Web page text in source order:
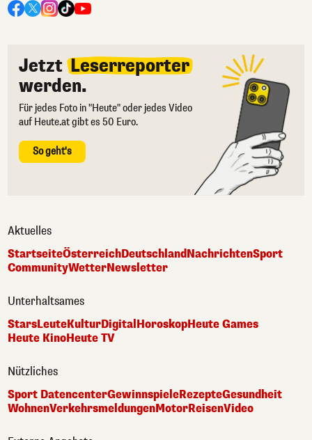
Jetzt Leserreporter
werden.
Für jedes Foto in "Heute" oder jedes Video
auf Heute.at gibt es 50 Euro.
So geht's
Aktuelles
StartseiteÖsterreichDeutschlandNachrichtenSport
CommunityWetterNewsletter
Unterhaltsames
StarsLeuteKulturDigital HoroskopHeute Games
Heute KinoHeute TV
Nützliches
Sport DatencenterGewinnspieleRezepteGesundheit
WohnenVerkehrsmeldungenMotorReisenVideo